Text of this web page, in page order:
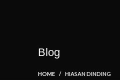
Blog
HOME HIASAN DINDING